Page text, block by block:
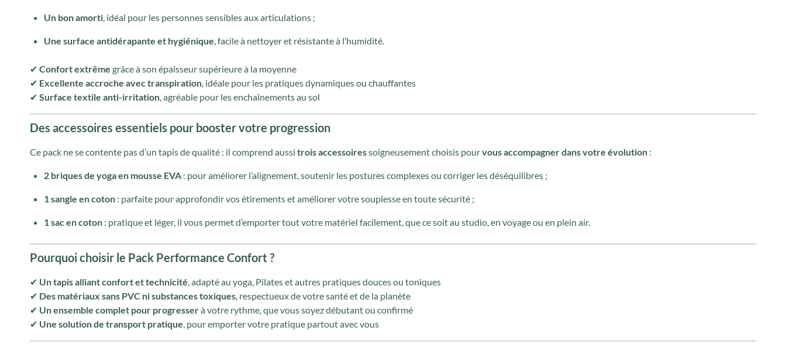
Un bon amorti , idéal pour les personnes sensibles aux articulations ;
Une surface antidérapante et hygiénique , facile à nettoyer et résistante à l’humidité.
✔ Confort extrême grâce à son épaisseur supérieure à la moyenne
✔ Excellente accroche avec transpiration , idéale pour les pratiques dynamiques ou chauffantes
✔ Surface textile anti-irritation , agréable pour les enchaînements au sol
Des accessoires essentiels pour booster votre progression
Ce pack ne se contente pas d’un tapis de qualité : il comprend aussi trois accessoiressoigneusement choisis pourvous accompagner dans votre évolution :
2 briques de yoga en mousse EVA : pour améliorer l’alignement, soutenir les postures complexes ou corriger les déséquilibres ;
1 sangle en coton : parfaite pour approfondir vos étirements et améliorer votre souplesse en toute sécurité ;
1 sac en coton : pratique et léger, il vous permet d’emporter tout votre matériel facilement, que ce soit au studio, en voyage ou en plein air.
Pourquoi choisir le Pack Performance Confort ?
✔ Un tapis alliant confort et technicité , adapté au yoga, Pilates et autres pratiques douces ou toniques
✔ Des matériaux sans PVC ni substances toxiques , respectueux de votre santé et de la planète
✔ Un ensemble complet pour progresserà votre rythme, que vous soyez débutant ou confirmé
✔ Une solution de transport pratique , pour emporter votre pratique partout avec vous